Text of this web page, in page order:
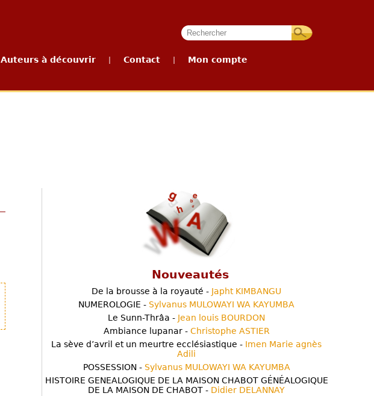
Auteurs à découvrir Contact Mon compte
Nouveautés
De la brousse à la royauté - Japht KIMBANGU
NUMEROLOGIE - Sylvanus MULOWAYI WA KAYUMBA
Le Sunn-Thrâa - Jean louis BOURDON
Ambiance lupanar - Christophe ASTIER
La sève d’avril et un meurtre ecclésiastique - Imen Marie agnès
Adili
POSSESSION - Sylvanus MULOWAYI WA KAYUMBA
HISTOIRE GENEALOGIQUE DE LA MAISON CHABOT GÉNÉALOGIQUE
DE LA MAISON DE CHABOT - Didier DELANNAY